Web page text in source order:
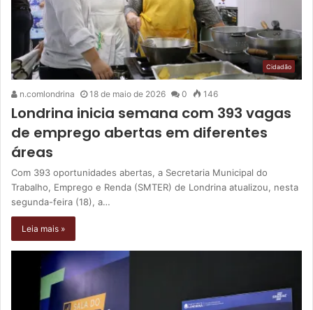
Cidadão
n.comlondrina 18 de maio de 2026 0 146
Londrina inicia semana com 393 vagas
de emprego abertas em diferentes
áreas
Com 393 oportunidades abertas, a Secretaria Municipal do
Trabalho, Emprego e Renda (SMTER) de Londrina atualizou, nesta
segunda-feira (18), a…
Leia mais »